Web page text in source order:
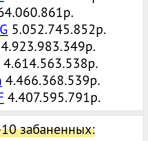
5.052.745.852р.
4.923.983.349р.
4.614.563.538р.
4.466.368.539р.
4.407.595.791р.
забаненных: